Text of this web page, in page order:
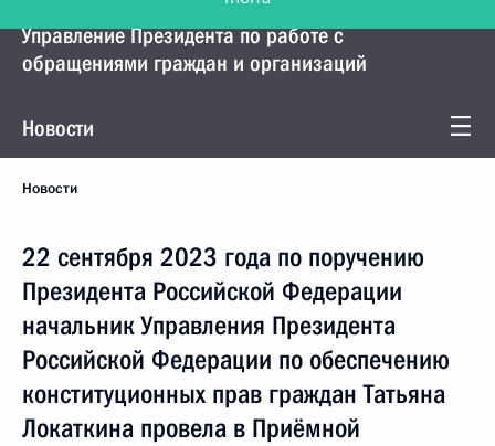
Управление Президента по работе с
обращениями граждан и организаций
Новости
Новости
22 сентября 2023 года по поручению
Президента Российской Федерации
начальник Управления Президента
Российской Федерации по обеспечению
конституционных прав граждан Татьяна
Локаткина провела в Приёмной